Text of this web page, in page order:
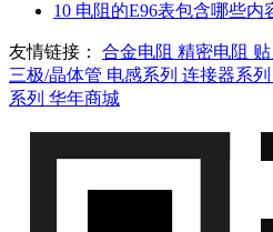
10 电阻的E96表包含哪些内
友情链接： 合金电阻 精密电阻
三极/晶体管 电感系列 连接器系列
系列 华年商城